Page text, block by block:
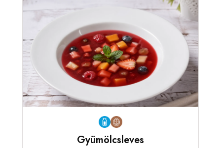
Gyümölcsleves